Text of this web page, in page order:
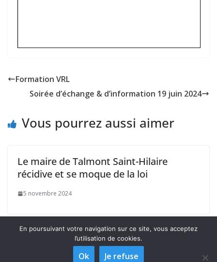
Formation VRL
Soirée d’échange & d’information 19 juin 2024
Vous pourrez aussi aimer
Le maire de Talmont Saint-Hilaire
récidive et se moque de la loi
5 novembre 2024
En poursuivant votre navigation sur ce site, vous acceptez
l’utilisation de cookies.
Ok Je refuse